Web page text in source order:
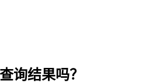
询结果吗？